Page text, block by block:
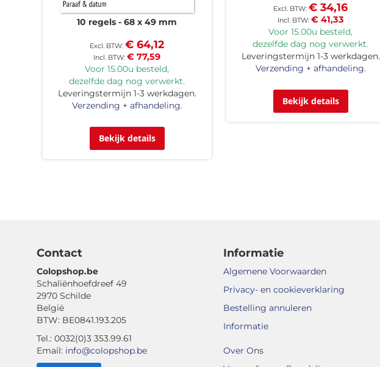
10 regels 68 x 49 mm
€ 77,59
€ 64,12
Voor 15.00u besteld,
dezelfde dag nog verwerkt.
Leveringstermijn 1-3 werkdagen.
Verzending + afhandeling.
Bekijk details
€ 41,33
€ 34,16
Voor 15.00u besteld,
dezelfde dag nog verwerkt.
Leveringstermijn 1-3 werkdagen.
Verzending + afhandeling.
Bekijk details
Contact
Colopshop.be
Schaliënhoefdreef 49
2970 Schilde
België
BTW: BE0841.193.205
Tel.: 0032(0)3 353.99.61
Email: info@colopshop.be
Informatie
Algemene Voorwaarden
Privacy- en cookieverklaring
Bestelling annuleren
Informatie
Over Ons